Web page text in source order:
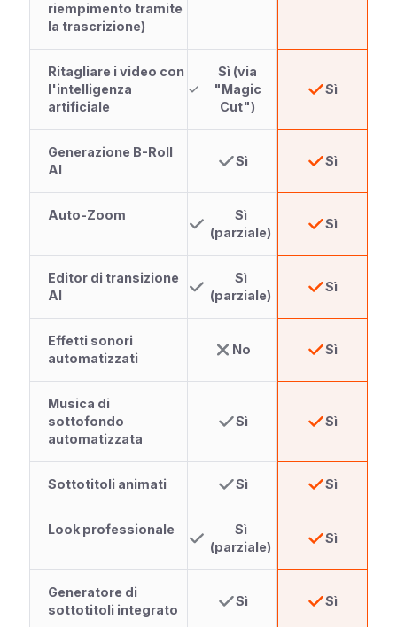
riempimento tramite
la trascrizione)
Ritagliare i video con
l'intelligenza
artificiale
Sì (via
"Magic
Cut")
Sì
Generazione B-Roll
AI
Sì Sì
Auto-Zoom
Sì
(parziale)
Sì
Editor di transizione
AI
Sì
(parziale)
Sì
Effetti sonori
automatizzati
No Sì
Musica di
sottofondo
automatizzata
Sì Sì
Sottotitoli animati Sì Sì
Look professionale
Sì
(parziale)
Sì
Generatore di
sottotitoli integrato
Sì Sì